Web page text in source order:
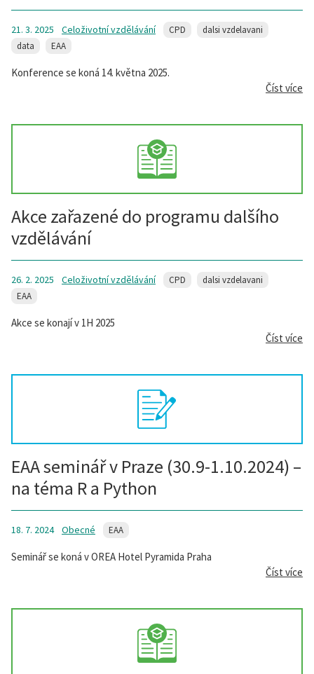
21. 3. 2025 Celoživotní vzdělávání CPD
dalsi vzdelavani
data
EAA
Konference se koná 14. května 2025.
Číst více
Akce zařazené do programu dalšího
vzdělávání
26. 2. 2025 Celoživotní vzdělávání CPD
dalsi vzdelavani
EAA
Akce se konají v 1H 2025
Číst více
EAA seminář v Praze (30.9-1.10.2024) –
na téma R a Python
18. 7. 2024 Obecné EAA
Seminář se koná v OREA Hotel Pyramida Praha
Číst více